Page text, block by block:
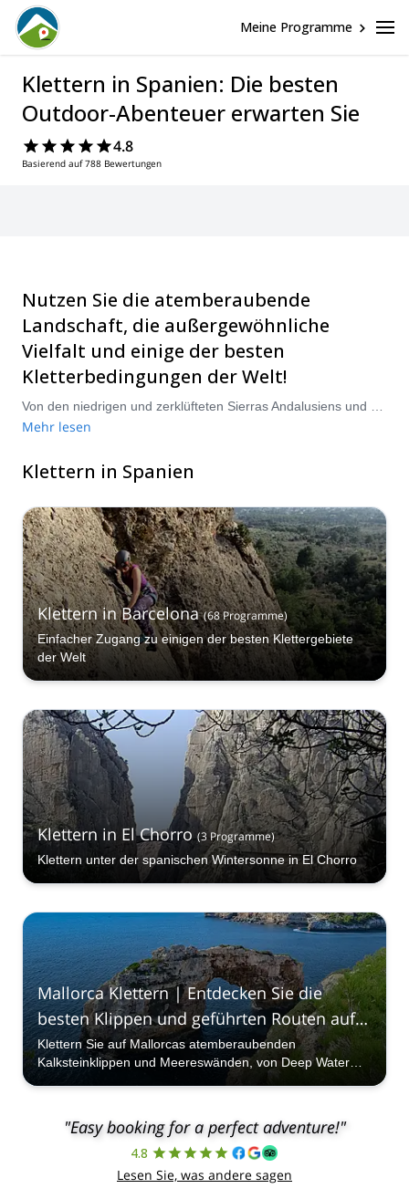
Meine Programme
Klettern in Spanien: Die besten
Outdoor-Abenteuer erwarten Sie
4.8
Basierend auf 788 Bewertungen
Nutzen Sie die atemberaubende
Landschaft, die außergewöhnliche
Vielfalt und einige der besten
Kletterbedingungen der Welt!
Mehr lesen
Klettern in Spanien
Klettern in Barcelona (68Programme)
Einfacher Zugang zu einigen der besten Klettergebiete
der Welt
Klettern in El Chorro (3 Programme)
Klettern unter der spanischen Wintersonne in El Chorro
Mallorca Klettern | Entdecken Sie die
besten Klippen und geführten Routen auf
der Insel (8Programme)
Klettern Sie auf Mallorcas atemberaubenden
Kalksteinklippen und Meereswänden, von Deep Water
"Easy booking for a perfect adventure!"
4.8
Lesen Sie, was andere sagen